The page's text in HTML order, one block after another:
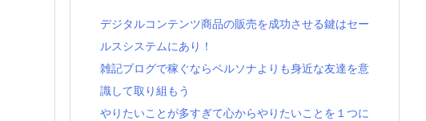
デジタルコンテンツ商品の販売を成功させる鍵はセー
ルスシステムにあり！
雑記ブログで稼ぐならペルソナよりも身近な友達を意
識して取り組もう
やりたいことが多すぎて心からやりたいことを１つに